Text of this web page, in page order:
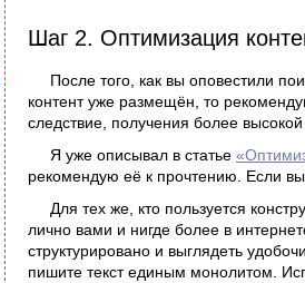
Шаг 2. Оптимизация
После того, как вы оповестили
контент уже размещён, то
следствие, получения более
Я уже описывал в статье
рекомендую её к прочтению. Если
Для тех же, кто пользуется
лично вами и нигде более в
структурировано и выглядеть
пишите текст единым монолитом.